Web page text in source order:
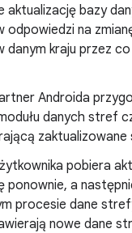
aktualizację bazy
odpowiedzi na
danym kraju przez co
Androida
danych stref
pobiera
ponownie, a
procesie dane
nowe dane